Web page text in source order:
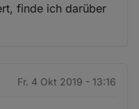
finde ich darüber
Fr. 4 Okt 2019 - 13:16